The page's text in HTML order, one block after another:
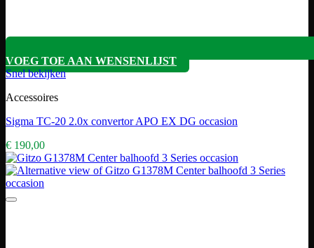
VOEG TOE AAN WENSENLIJST
Snel bekijken
Accessoires
Sigma TC-20 2.0x convertor APO EX DG occasion
€ 190,00